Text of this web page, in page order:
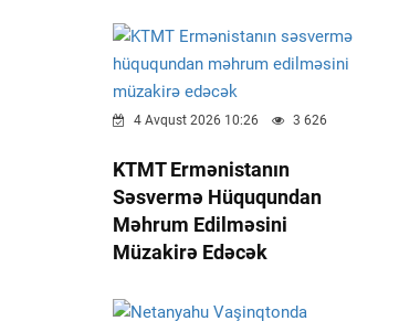
4 Avqust 2026 10:26 3 626
KTMT Ermənistanın
Səsvermə Hüququndan
Məhrum Edilməsini
Müzakirə Edəcək